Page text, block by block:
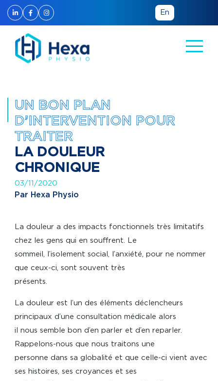
En
UN BON PLAN
D’INTERVENTION POUR
TRAITER
LA DOULEUR
CHRONIQUE
03/11/2020
Par Hexa Physio
La douleur a des impacts fonctionnels très limitatifs
chez les gens qui en souffrent. Le
sommeil, l’isolement social, l’anxiété, pour ne nommer
que ceux-ci, sont souvent très
présents.
La douleur est l’un des éléments déclencheurs
principaux d’une consultation médicale alors
il nous semble bon d’en parler et d’en reparler.
Rappelons-nous que nous traitons une
personne dans sa globalité et que celle-ci vient avec
ses histoires, ses croyances et ses